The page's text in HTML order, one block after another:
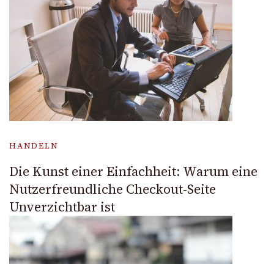
HANDELN
Die Kunst einer Einfachheit: Warum eine
Nutzerfreundliche Checkout-Seite
Unverzichtbar ist